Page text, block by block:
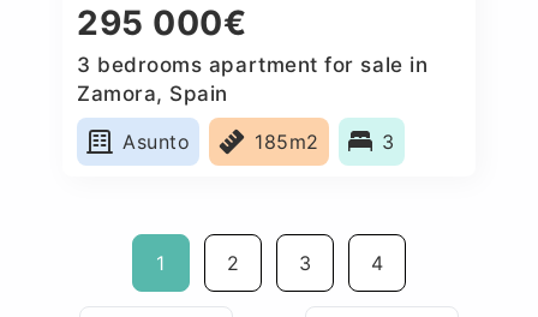
295 000€
3 bedrooms apartment for sale in
Zamora, Spain
Asunto
185m2 3
1 2 3 4